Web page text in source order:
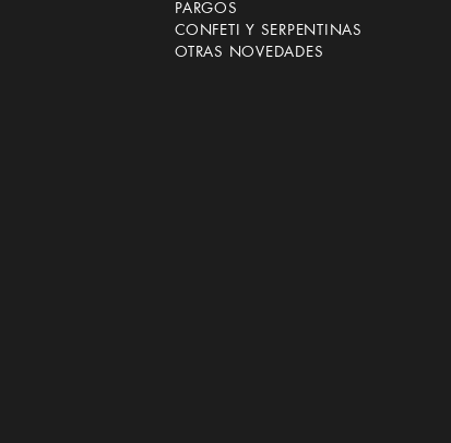
PARGOS
CONFETI Y SERPENTINAS
OTRAS NOVEDADES